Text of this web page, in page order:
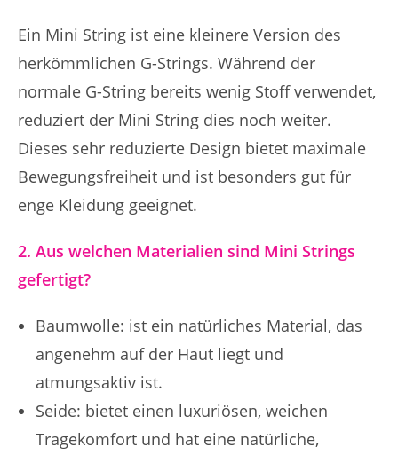
Ein Mini String ist eine kleinere Version des
herkömmlichen G-Strings. Während der
normale G-String bereits wenig Stoff verwendet,
reduziert der Mini String dies noch weiter.
Dieses sehr reduzierte Design bietet maximale
Bewegungsfreiheit und ist besonders gut für
enge Kleidung geeignet.
2. Aus welchen Materialien sind Mini Strings
gefertigt?
Baumwolle: ist ein natürliches Material, das
angenehm auf der Haut liegt und
atmungsaktiv ist.
Seide: bietet einen luxuriösen, weichen
Tragekomfort und hat eine natürliche,